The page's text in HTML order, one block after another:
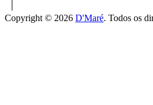
Copyright © 2026 D'Maré. Todos os